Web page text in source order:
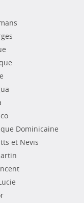
Dominicaine
et Nevis